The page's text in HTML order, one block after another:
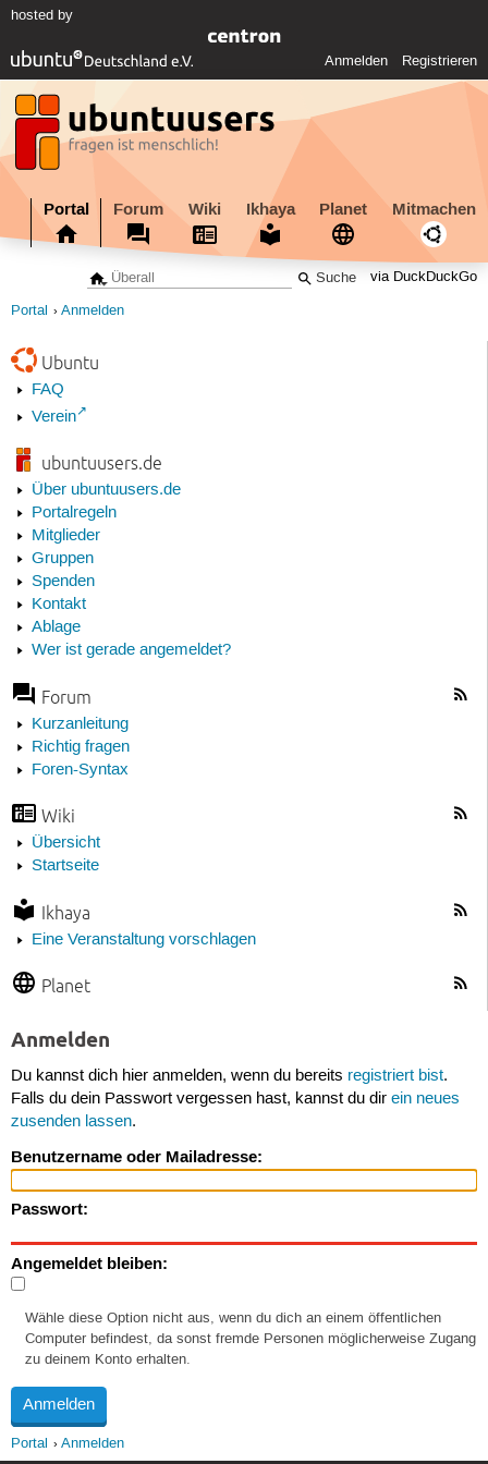
hosted by
Anmelden Registrieren
Portal Forum Wiki Ikhaya Planet Mitmachen
via DuckDuckGo
Portal Anmelden
Ubuntu
FAQ
Verein
ubuntuusers.de
Über ubuntuusers.de
Portalregeln
Mitglieder
Gruppen
Spenden
Kontakt
Ablage
Wer ist gerade angemeldet?
Forum
Kurzanleitung
Richtig fragen
Foren-Syntax
Wiki
Übersicht
Startseite
Ikhaya
Eine Veranstaltung vorschlagen
Planet
Anmelden
Du kannst dich hier anmelden, wenn du bereits registriert bist.
Falls du dein Passwort vergessen hast, kannst du dir ein neues
zusenden lassen.
Benutzername oder Mailadresse:
Passwort:
Angemeldet bleiben:
Wähle diese Option nicht aus, wenn du dich an einem öffentlichen
Computer befindest, da sonst fremde Personen möglicherweise Zugang
zu deinem Konto erhalten.
Portal Anmelden